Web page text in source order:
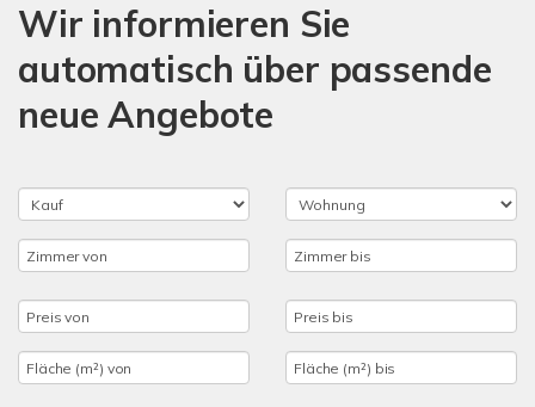
Wir informieren Sie
automatisch über passende
neue Angebote